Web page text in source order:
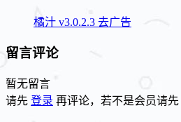
橘汁 v3.0.2.3 去广告
留言评论
暂无留言
请先 登录 再评论，若不是会员请先